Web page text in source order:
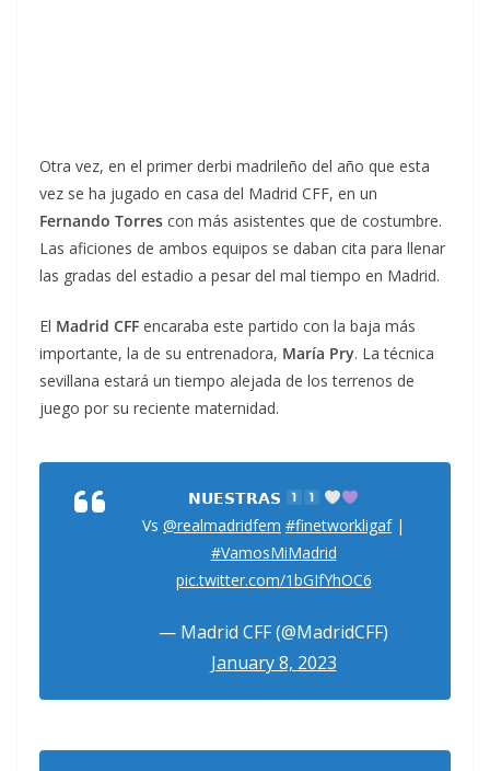
Otra vez, en el primer derbi madrileño del año que esta
vez se ha jugado en casa del Madrid CFF, en un
Fernando Torres con más asistentes que de costumbre.
Las aficiones de ambos equipos se daban cita para llenar
las gradas del estadio a pesar del mal tiempo en Madrid.
El Madrid CFF encaraba este partido con la baja más
importante, la de su entrenadora, María Pry. La técnica
sevillana estará un tiempo alejada de los terrenos de
juego por su reciente maternidad.
𝗡𝗨𝗘𝗦𝗧𝗥𝗔𝗦
Vs @realmadridfem #finetworkligaf|
#VamosMiMadrid
pic.twitter.com/1bGIfYhOC6
— Madrid CFF (@MadridCFF)
January 8, 2023